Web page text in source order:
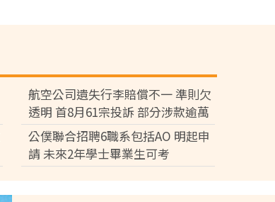
航空公司遺失行李賠償不一 準則欠
透明 首8月61宗投訴 部分涉款逾萬
元
公僕聯合招聘6職系包括AO 明起申
請 未來2年學士畢業生可考